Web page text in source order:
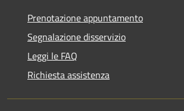
Prenotazione appuntamento
Segnalazione disservizio
Leggi le FAQ
Richiesta assistenza